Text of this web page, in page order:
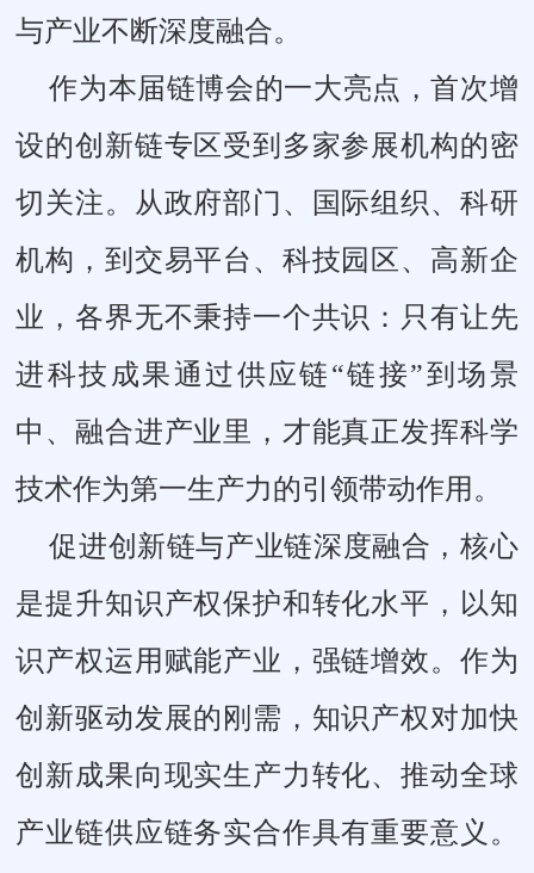
与产业不断深度融合。
作为本届链博会的一大亮点，首次增
设的创新链专区受到多家参展机构的密
切关注。从政府部门、国际组织、科研
机构，到交易平台、科技园区、高新企
业，各界无不秉持一个共识：只有让先
进科技成果通过供应链“链接”到场景
中、融合进产业里，才能真正发挥科学
技术作为第一生产力的引领带动作用。
促进创新链与产业链深度融合，核心
是提升知识产权保护和转化水平，以知
识产权运用赋能产业，强链增效。作为
创新驱动发展的刚需，知识产权对加快
创新成果向现实生产力转化、推动全球
产业链供应链务实合作具有重要意义。